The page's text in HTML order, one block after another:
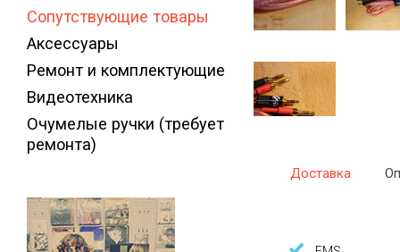
Сопутствующие товары
Аксессуары
Ремонт и комплектующие
Видеотехника
Очумелые ручки (требует
ремонта)
Доставка